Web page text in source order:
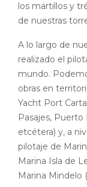
los martillos y
de nuestras
A lo largo de
realizado el
mundo.
obras en
Yacht Port
Pasajes,
etcétera) y, a
pilotaje de
Marina Isla de
Marina Mindelo